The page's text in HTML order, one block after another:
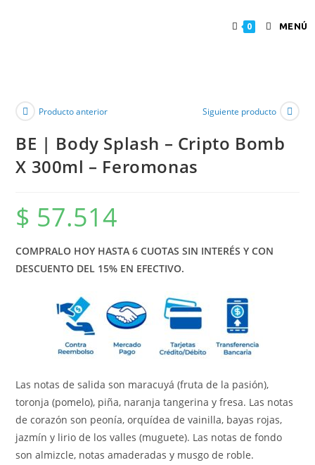
0 MENÚ
Producto anterior Siguiente producto
BE | Body Splash – Cripto Bomb
X 300ml – Feromonas
$ 57.514
COMPRALO HOY HASTA 6 CUOTAS SIN INTERÉS Y CON
DESCUENTO DEL 15% EN EFECTIVO.
Las notas de salida son maracuyá (fruta de la pasión),
toronja (pomelo), piña, naranja tangerina y fresa. Las notas
de corazón son peonía, orquídea de vainilla, bayas rojas,
jazmín y lirio de los valles (muguete). Las notas de fondo
son almizcle, notas amaderadas y musgo de roble.